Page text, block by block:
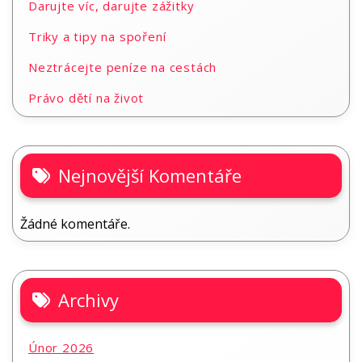
Darujte víc, darujte zážitky
Triky a tipy na spoření
Neztrácejte peníze na cestách
Právo dětí na život
Nejnovější Komentáře
Žádné komentáře.
Archivy
Únor 2026